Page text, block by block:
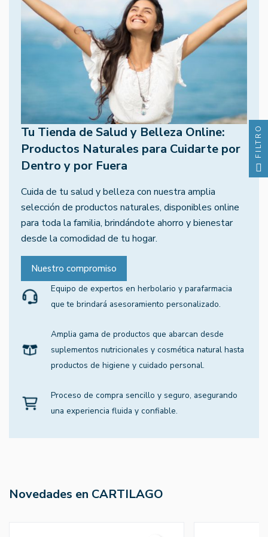
Tu Tienda de Salud y Belleza Online:
Productos Naturales para Cuidarte por
Dentro y por Fuera
Cuida de tu salud y belleza con nuestra amplia
selección de productos naturales, disponibles online
para toda la familia, brindándote ahorro y bienestar
desde la comodidad de tu hogar.
Nuestro compromiso
Equipo de expertos en herbolario y parafarmacia
que te brindará asesoramiento personalizado.
Amplia gama de productos que abarcan desde
suplementos nutricionales y cosmética natural hasta
productos de higiene y cuidado personal.
Proceso de compra sencillo y seguro, asegurando
una experiencia fluida y confiable.
Novedades en CARTILAGO
FILTRO